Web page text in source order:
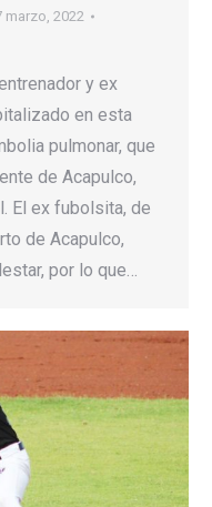
marzo, 2022
y ex
en esta
pulmonar, que
de Acapulco,
El ex fubolsita, de
de Acapulco,
por lo que…